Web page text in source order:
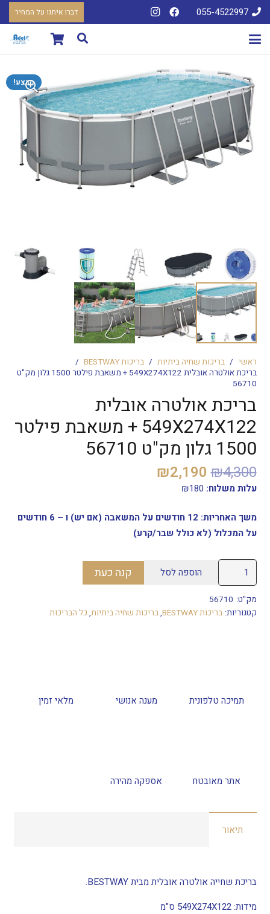
055-4522997 דברו איתנו על המחיר
מבצע!
ראשי / בריכות שחיה ביתיות / בריכות BESTWAY
/
בריכת אולטרה אובלית 549X274X122 + משאבת פילטר 1500 גלון מק"ט
56710
בריכת אולטרה אובלית
549X274X122 + משאבת פילטר
1500 גלון מק"ט 56710
₪4,300 המחיר
המקורי
₪4,300.
₪2,190
₪2,190.
עלות משלוח: ₪180
משך האחריות: 12 חודשים על המשאבה (אם יש) ו – 6 חודשים
על המכלול (לא כולל שבר/קרע)
כמות
של
בריכת
אולטרה
1500
הוספה לסל קנה כעת
מק"ט: 56710
קטגוריות: בריכות BESTWAY ,בריכות שחיה ביתיות, כל הבריכות
תמיכה טלפונית מענה אנושי מלאי זמין
אתר מאובטח אספקה מהירה
תיאור
בריכת שחייה אולטרה אובלית מבית BESTWAY.
מידות: 549X274X122 ס"מ